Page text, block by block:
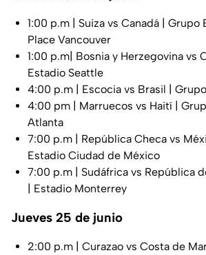
1:00 p.m | Suiza vs Canadá | Grupo
Place Vancouver
1:00 p.m| Bosnia y Herzegovina vs
Estadio Seattle
4:00 p.m | Escocia vs Brasil |
4:00 pm | Marruecos vs Haití |
Atlanta
7:00 p.m | República Checa vs
Estadio Ciudad de México
7:00 p.m | Sudáfrica vs República
| Estadio Monterrey
Jueves 25 de junio
2:00 p.m | Curazao vs Costa de